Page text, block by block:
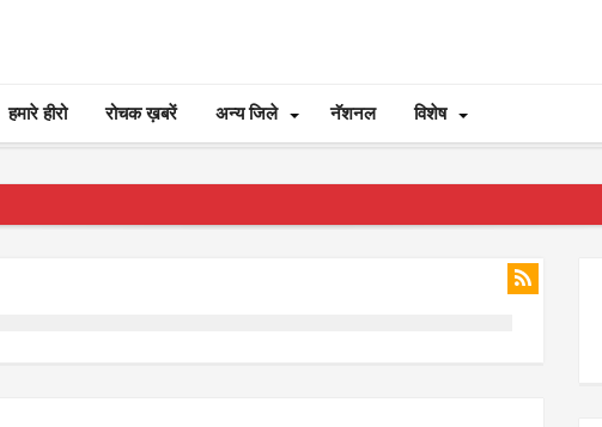
हमारे हीरो रोचक ख़बरें अन्य जिले नॅशनल विशेष